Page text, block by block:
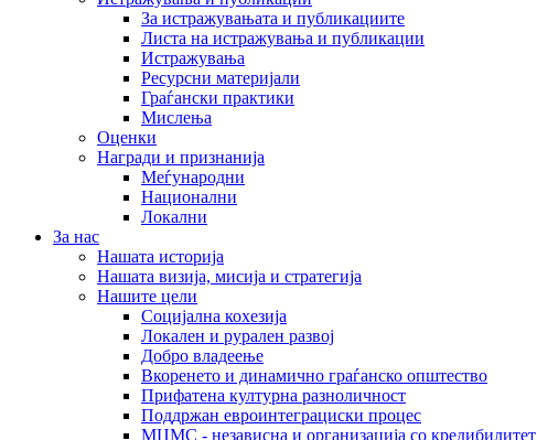
За истражувањата и публикациите
Листа на истражувања и публикации
Истражувања
Ресурсни материјали
Граѓански практики
Мислења
Оценки
Награди и признанија
Меѓународни
Национални
Локални
За нас
Нашата историја
Нашата визија, мисија и стратегија
Нашите цели
Социјална кохезија
Локален и рурален развој
Добро владеење
Вкоренето и динамично граѓанско општество
Прифатена културна разноличност
Поддржан евроинтеграциски процес
МЦМС - независна и организација со кредибилитет